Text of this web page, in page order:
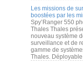
Les missions de
boostées par les
Spy’Ranger 550
Thales Thales
nouveau système
surveillance et de
gamme de
Thales.